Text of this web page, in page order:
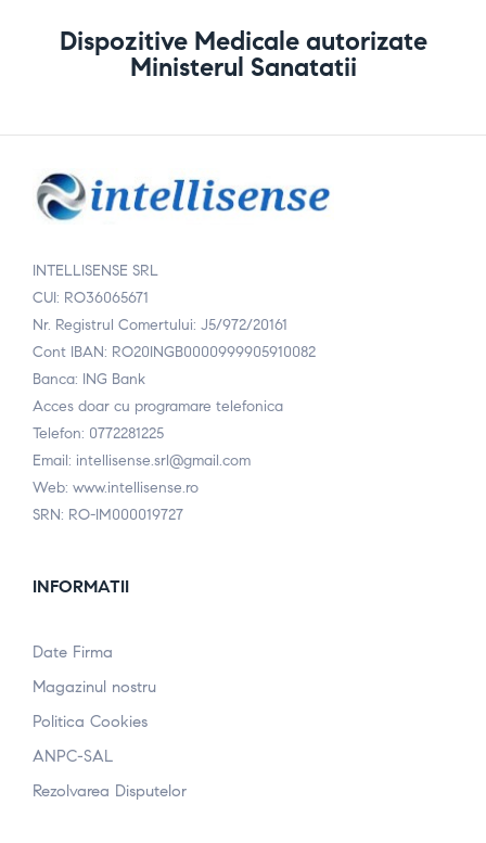
Dispozitive Medicale autorizate
Ministerul Sanatatii
INTELLISENSE SRL
CUI: RO36065671
Nr. Registrul Comertului: J5/972/20161
Cont IBAN: RO20INGB0000999905910082
Banca: ING Bank
Acces doar cu programare telefonica
Telefon: 0772281225
Email: intellisense.srl@gmail.com
Web: www.intellisense.ro
SRN: RO-IM000019727
INFORMATII
Date Firma
Magazinul nostru
Politica Cookies
ANPC-SAL
Rezolvarea Disputelor